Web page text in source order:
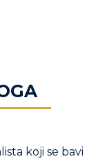
koji se bavi